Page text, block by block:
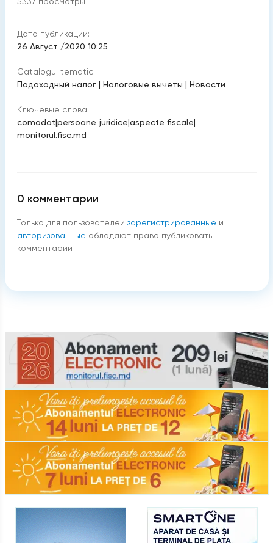
Дата публикации:
26 Август /2020 10:25
Catalogul tematic
Подоходный налог | Налоговые вычеты | Новости
Ключевые слова
comodat|persoane juridice|aspecte fiscale|
monitorul.fisc.md
0 комментарии
Только для пользователей зарегистрированные и
авторизованные обладают право публиковать
комментарии